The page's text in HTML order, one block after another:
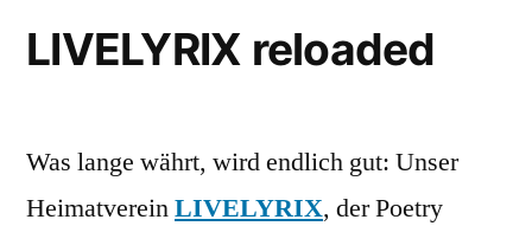
LIVELYRIX reloaded
Was lange währt, wird endlich gut: Unser
HeimatvereinLIVELYRIX, der Poetry